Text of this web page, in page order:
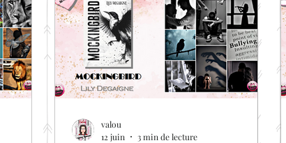
valou
12 juin
3 min de lecture